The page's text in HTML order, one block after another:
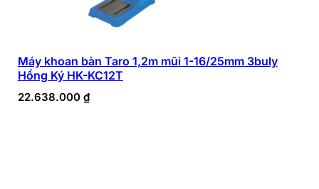
Máy khoan bàn Taro 1,2m mũi 1-16/25mm 3buly
Hồng Ký HK-KC12T
22.638.000 ₫